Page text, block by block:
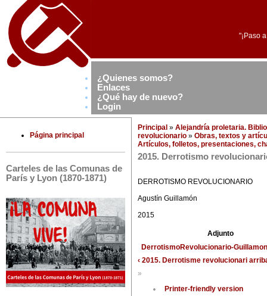
"¡Paso
¿Quienes somos?
Enlaces
¿Qué hay de nuevo?
Login
Página principal
Carteles de las Comunas de
París y Lyon (1870-1871)
Principal » Alejandría proletaria.
revolucionario » Obras, textos y
Artículos, folletos, presentaciones,
2015. Derrotismo
DERROTISMO REVOLUCIONARIO
Agustín Guillamón
2015
Adjunto
DerrotismoRevolucionario-
‹ 2015. Derrotisme revolucionari
»
Printer-friendly version